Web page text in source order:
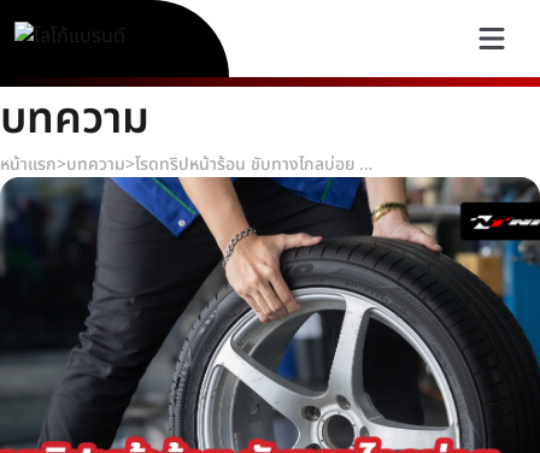
บทความ
หน้าแรก>บทความ> โรดทริปหน้าร้อน ขับทางไกลบ่อย ยางรถยนต์แบบไหนตอบโจทย์ที่สุด?